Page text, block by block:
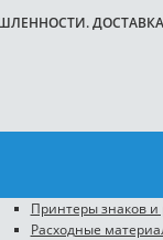
Принтеры знаков
Расходные